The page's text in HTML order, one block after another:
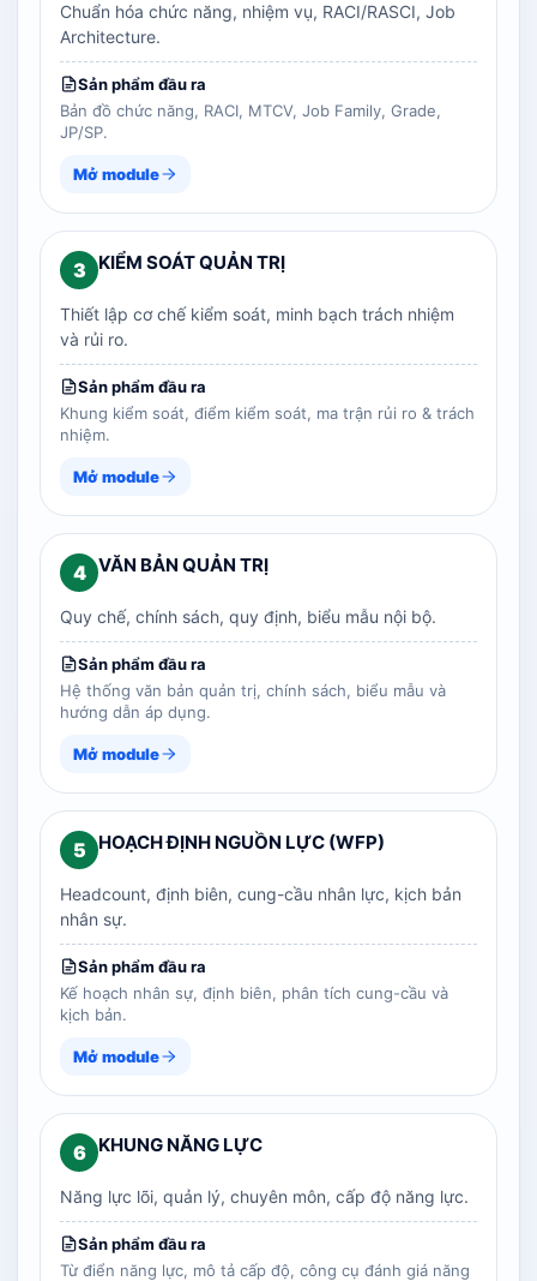
Chuẩn hóa chức năng, nhiệm vụ, RACI/RASCI, Job
Architecture.
Sản phẩm đầu ra
Bản đồ chức năng, RACI, MTCV, Job Family, Grade,
JP/SP.
Mở module
3 KIỂM SOÁT QUẢN TRỊ
Thiết lập cơ chế kiểm soát, minh bạch trách nhiệm
và rủi ro.
Sản phẩm đầu ra
Khung kiểm soát, điểm kiểm soát, ma trận rủi ro & trách
nhiệm.
Mở module
4 VĂN BẢN QUẢN TRỊ
Quy chế, chính sách, quy định, biểu mẫu nội bộ.
Sản phẩm đầu ra
Hệ thống văn bản quản trị, chính sách, biểu mẫu và
hướng dẫn áp dụng.
Mở module
5 HOẠCH ĐỊNH NGUỒN LỰC (WFP)
Headcount, định biên, cung-cầu nhân lực, kịch bản
nhân sự.
Sản phẩm đầu ra
Kế hoạch nhân sự, định biên, phân tích cung-cầu và
kịch bản.
Mở module
6 KHUNG NĂNG LỰC
Năng lực lõi, quản lý, chuyên môn, cấp độ năng lực.
Sản phẩm đầu ra
Từ điển năng lực, mô tả cấp độ, công cụ đánh giá năng